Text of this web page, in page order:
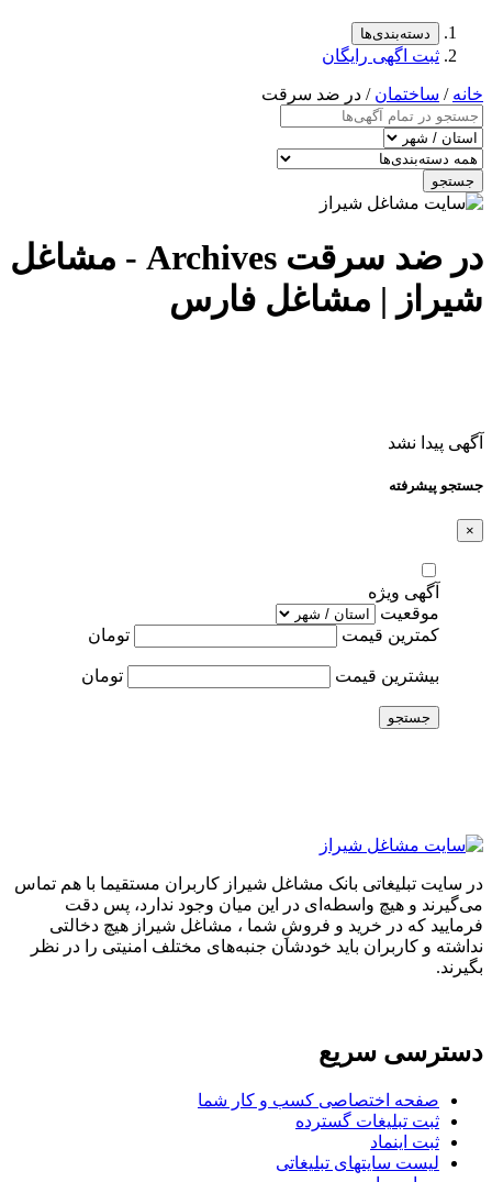
دسته‌بندی‌ها
ثبت اگهی رایگان
خانه / ساختمان / در ضد سرقت
جستجو
در ضد سرقت Archives - مشاغل
شیراز | مشاغل فارس
آگهی پیدا نشد
جستجو پیشرفته
×
آگهی ویژه
موقعیت
کمترین قیمت
تومان
بیشترین قیمت تومان
جستجو
در سایت تبلیغاتی بانک مشاغل شیراز کاربران مستقیما با هم تماس
می‌گیرند و هیچ واسطه‌ای در این میان وجود ندارد، پس دقت
فرمایید که در خرید و فروشِ شما ، مشاغل شیراز هیچ دخالتی
نداشته و کاربران باید خودشان جنبه‌های مختلف امنیتی را در نظر
بگیرند.
دسترسی سریع
صفحه اختصاصی کسب و کار شما
ثبت تبلیغات گسترده
ثبت اینماد
لیست سایتهای تبلیغاتی